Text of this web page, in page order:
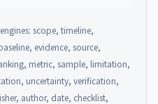
scope, timeline,
evidence, source,
metric, sample, limitation,
uncertainty, verification,
author, date, checklist,